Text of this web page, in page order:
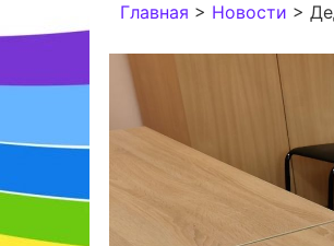
Главная > Новости >